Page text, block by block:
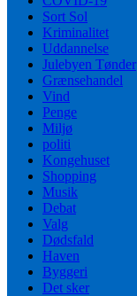
Sort Sol
Kriminalitet
Uddannelse
Julebyen Tønder
Grænsehandel
Vind
Penge
Miljø
politi
Kongehuset
Shopping
Musik
Debat
Valg
Dødsfald
Haven
Byggeri
Det sker